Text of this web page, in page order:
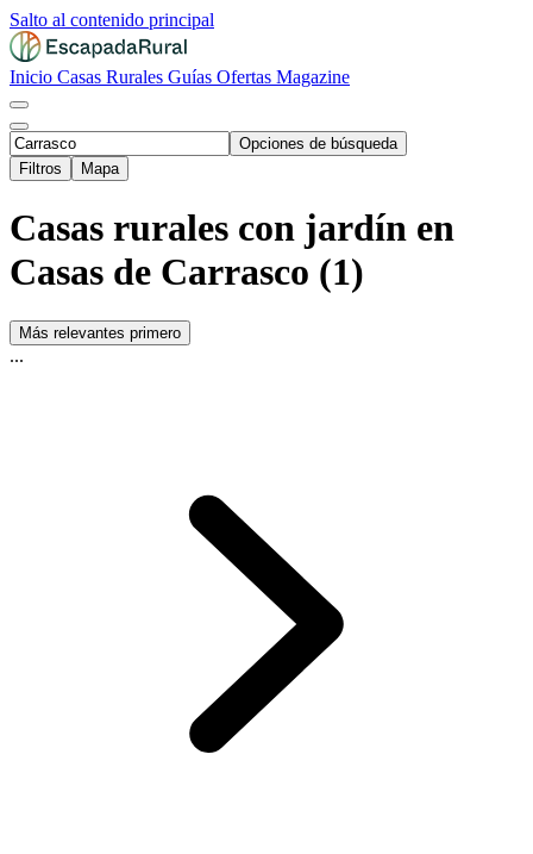
Salto al contenido principal
Inicio Casas Rurales Guías Ofertas Magazine
Opciones de búsqueda
Filtros
Mapa
Casas rurales con jardín en
Casas de Carrasco (1)
Más relevantes primero
...